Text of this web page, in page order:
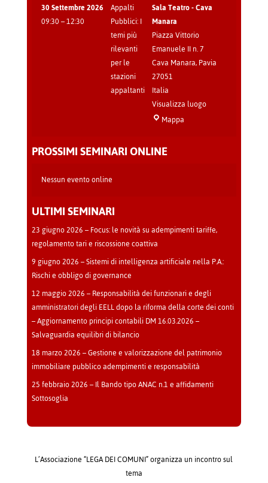
30 Settembre 2026
09:30–12:30
Appalti
Pubblici: I
temi più
rilevanti
per le
stazioni
appaltanti
Sala Teatro - Cava
Manara
Piazza Vittorio
Emanuele II n. 7
Cava Manara,Pavia
27051
Italia
Visualizza luogo
Mappa
PROSSIMI SEMINARI ONLINE
Nessun evento online
ULTIMI SEMINARI
23 giugno 2026 – Focus: le novità su adempimenti tariffe,
regolamento tari e riscossione coattiva
9 giugno 2026 – Sistemi di intelligenza artificiale nella P.A.:
Rischi e obbligo di governance
12 maggio 2026 – Responsabilità dei funzionari e degli
amministratori degli EELL dopo la riforma della corte dei conti
– Aggiornamento principi contabili DM 16.03.2026 –
Salvaguardia equilibri di bilancio
18 marzo 2026 – Gestione e valorizzazione del patrimonio
immobiliare pubblico adempimenti e responsabilità
25 febbraio 2026 – Il Bando tipo ANAC n.1 e affidamenti
Sottosoglia
L’Associazione “LEGA DEI COMUNI” organizza un incontro sul
tema